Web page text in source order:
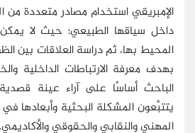
الإمبريقي استخدام مصادر متعددة من
داخل سياقها الطبيعي؛ حيث لا يمكن
المحيط بها، ثم دراسة العلاقات بين
الباحث أساسًا على آراء عينة
يتتبَّعون المشكلة البحثية
المهني والنقابي والحقوقي